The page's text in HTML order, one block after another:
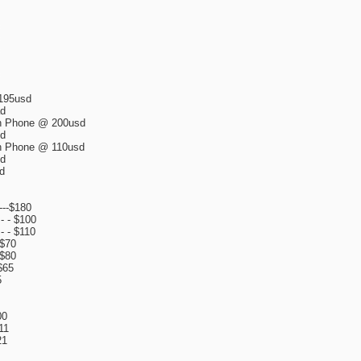
@ 200usd
@ 110usd
$180
- $100
- $110